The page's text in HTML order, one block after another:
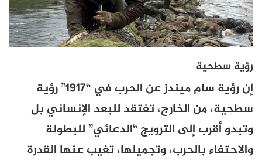
رؤية سطحية
إن رؤية سام ميندز عن الحرب في “1917” رؤية
سطحية، من الخارج، تفتقد للبعد الإنساني بل
وتبدو أقرب إلى الترويج “الدعائي” للبطولة
والاحتفاء بالحرب، وتجميلها، تغيب عنها القدرة